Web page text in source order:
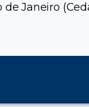
Janeiro